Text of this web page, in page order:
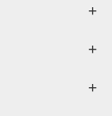
+
+
+